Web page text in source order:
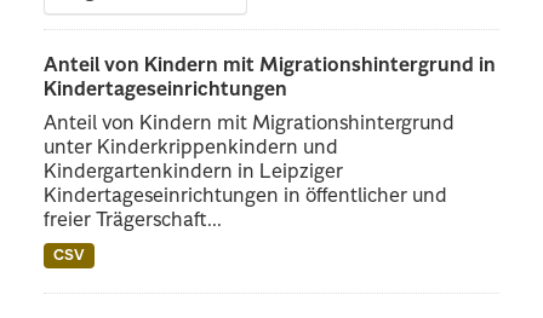
Anteil von Kindern mit Migrationshintergrund in
Kindertageseinrichtungen
Anteil von Kindern mit Migrationshintergrund
unter Kinderkrippenkindern und
Kindergartenkindern in Leipziger
Kindertageseinrichtungen in öffentlicher und
freier Trägerschaft...
CSV